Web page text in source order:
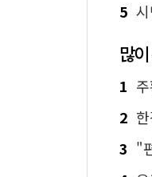
5 시
많
1 주
2 한
3 "편